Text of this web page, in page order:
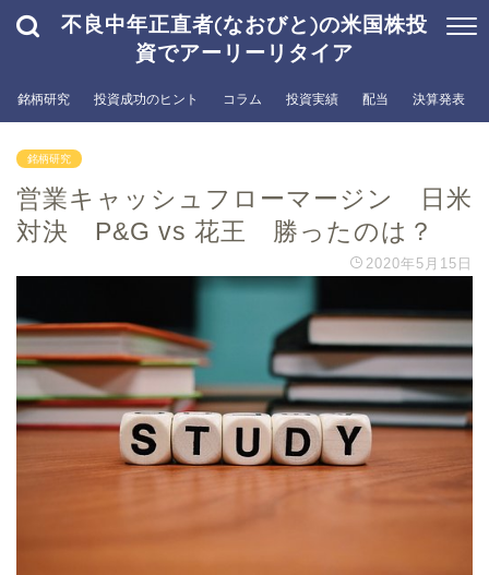
不良中年正直者(なおびと)の米国株投
資でアーリーリタイア
銘柄研究 投資成功のヒント コラム 投資実績 配当 決算発表
銘柄研究
営業キャッシュフローマージン 日米
対決 P&G vs 花王 勝ったのは？
2020年5月15日